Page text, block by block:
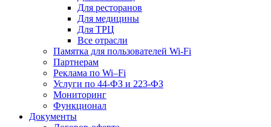
Для ресторанов
Для медицины
Для ТРЦ
Все отрасли
Памятка для пользователей Wi-Fi
Партнерам
Реклама по Wi–Fi
Услуги по 44-ФЗ и 223-ФЗ
Мониторинг
Функционал
Документы